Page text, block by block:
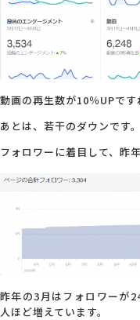
お問い合わせ
動画の再生数が10％UPです
あとは、若干のダウンです。
フォロワーに着目して、昨
昨年の3月はフォロワーが
人ほど増えています。